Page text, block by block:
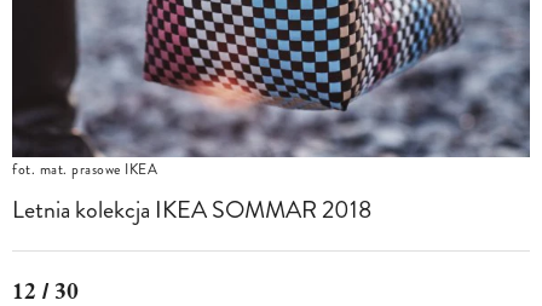
fot. mat. prasowe IKEA
Letnia kolekcja IKEA SOMMAR 2018
12 / 30